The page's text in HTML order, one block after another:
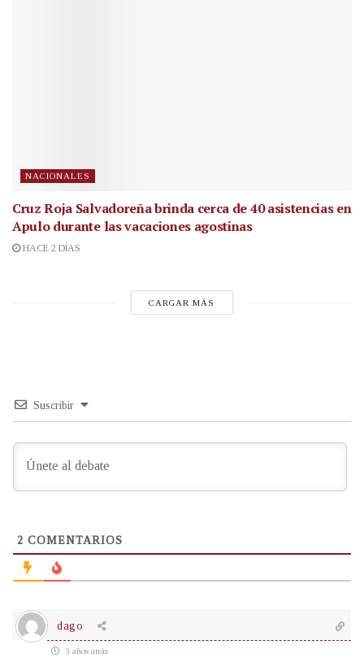
NACIONALES
Cruz Roja Salvadoreña brinda cerca de 40 asistencias en
Apulo durante las vacaciones agostinas
HACE 2 DÍAS
CARGAR MÁS
Suscribir
2 COMENTARIOS
dago
3 años atrás